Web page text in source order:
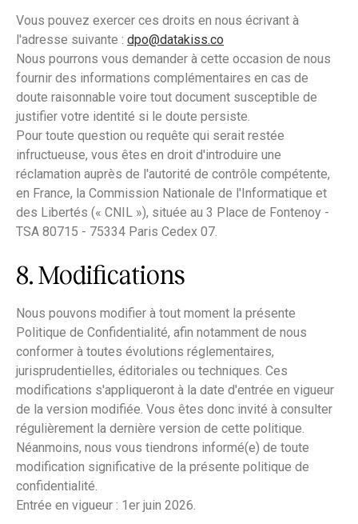
Vous pouvez exercer ces droits en nous écrivant à
l'adresse suivante : dpo@datakiss.co
Nous pourrons vous demander à cette occasion de nous
fournir des informations complémentaires en cas de
doute raisonnable voire tout document susceptible de
justifier votre identité si le doute persiste.
Pour toute question ou requête qui serait restée
infructueuse, vous êtes en droit d'introduire une
réclamation auprès de l'autorité de contrôle compétente,
en France, la Commission Nationale de l'Informatique et
des Libertés (« CNIL »), située au 3 Place de Fontenoy -
TSA 80715 - 75334 Paris Cedex 07.
8. Modifications
Nous pouvons modifier à tout moment la présente
Politique de Confidentialité, afin notamment de nous
conformer à toutes évolutions réglementaires,
jurisprudentielles, éditoriales ou techniques. Ces
modifications s'appliqueront à la date d'entrée en vigueur
de la version modifiée. Vous êtes donc invité à consulter
régulièrement la dernière version de cette politique.
Néanmoins, nous vous tiendrons informé(e) de toute
modification significative de la présente politique de
confidentialité.
Entrée en vigueur : 1er juin 2026.